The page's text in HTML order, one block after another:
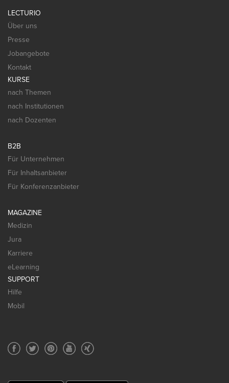
LECTURIO
Über uns
Presse
Jobangebote
Kontakt
KURSE
nach Themen
nach Institutionen
nach Dozenten
B2B
Für Unternehmen
Für Inhaltsanbieter
Für Konferenzanbieter
MAGAZINE
Medizin
Jura
Karriere
eLearning
SUPPORT
Hilfe
Mobil